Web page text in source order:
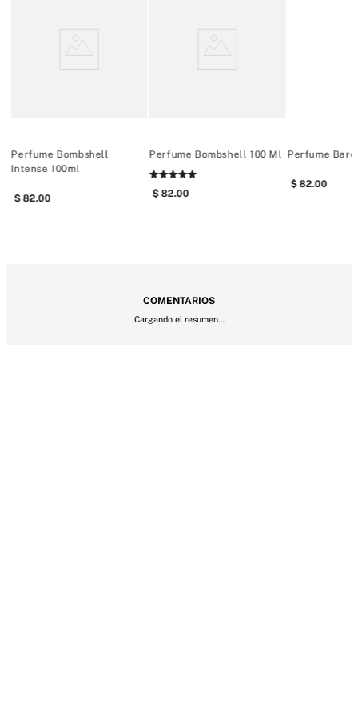
Perfume Bombshell
Intense 100ml
82.00
Perfume Bombshell 100 Ml
82.00
Perfume
82.00
COMENTARIOS
Cargando el resumen…